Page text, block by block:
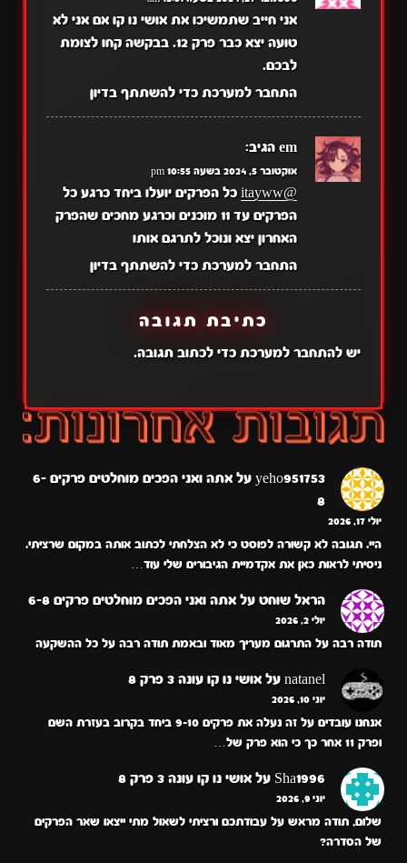
אני חייב שתמשיכו את אושי נו קו אם אני לא
טועה יצא כבר פרק 12. בבקשה קחו לצומת
לבכם.
התחבר למערכת כדי להשתתף בדיון
em הגיב:
אוקטובר 5, 2024 בשעה 10:55 pm
@itayww
כל הפרקים יועלו ביחד כרגע כל
הפרקים עד 11 מוכנים וכרגע מחכים שהפרק
האחרון יצא ונוכל לתרגם אותו
התחבר למערכת כדי להשתתף בדיון
כתיבת תגובה
יש להתחבר למערכתכדי לכתוב תגובה.
yeho951753 על
אתה ואני הפכים מוחלטים פרקים 6-
8
יולי 17, 2026
היי. תגובה לא קשורה לפוסט כי לא הצלחתי לכתוב אותה במקום שרציתי.
ניסיתי לראות כאן את אקדמיית הגיבורים שלי עוד…
הראל שוחט על אתה ואני הפכים מוחלטים פרקים 6-8
יולי 2, 2026
תודה רבה על התרגום מעריך מאוד ובאמת תודה רבה על כל ההשקעה
natanel על אושי נו קו עונה 3 פרק 8
יוני 10, 2026
אנחנו עובדים על זה נעלה את פרקים 9-10 ביחד בקרוב בעזרת השם
ופרק 11 אחר כך כי הוא פרק של…
Sha1996 על אושי נו קו עונה 3 פרק 8
יוני 9, 2026
שלום, תודה מראש על עבודתכם ורציתי לשאול מתי ייצאו שאר הפרקים
של הסדרה?